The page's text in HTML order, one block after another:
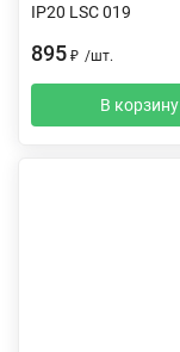
IP20 LSC 019
895 ₽ /шт.
В корзину